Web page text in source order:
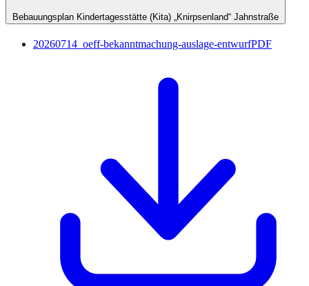
Bebauungsplan Kindertagesstätte (Kita) „Knirpsenland“ Jahnstraße
20260714_oeff-bekanntmachung-auslage-entwurfPDF